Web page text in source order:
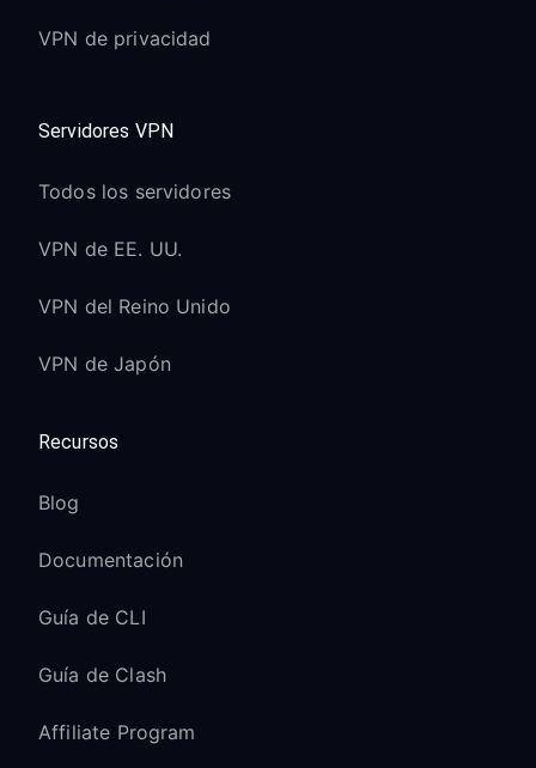
VPN de privacidad
Servidores VPN
Todos los servidores
VPN de EE. UU.
VPN del Reino Unido
VPN de Japón
Recursos
Blog
Documentación
Guía de CLI
Guía de Clash
Affiliate Program